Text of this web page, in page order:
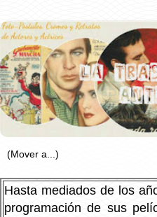
Hasta mediados de los
programación de sus